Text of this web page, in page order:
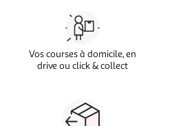
Vos courses à domicile, en
drive ou click & collect